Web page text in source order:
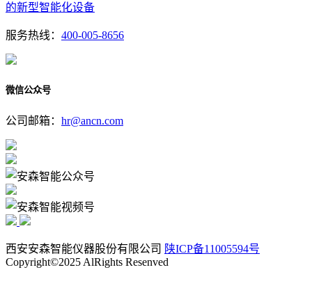
的新型智能化设备
服务热线： 400-005-8656
微信公众号
公司邮箱： hr@ancn.com
西安安森智能仪器股份有限公司 陕ICP备11005594号
Copyright©2025 AlRights Resenved